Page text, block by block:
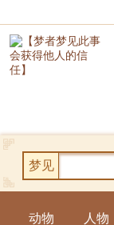
梦见
动物 人物